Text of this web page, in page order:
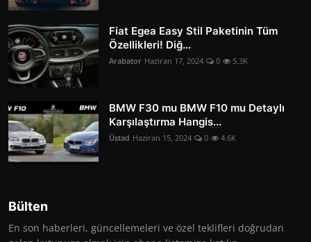
Fiat Egea Easy Stil Paketinin Tüm
Özellikleri! Diğ...
Arabator Haziran 17, 2024 0 5.3K
BMW F30 mu BMW F10 mu Detaylı
Karşılaştırma Hangis...
Üstad Haziran 15, 2024 0 4.6K
Bülten
En son haberleri, güncellemeleri ve özel teklifleri doğrudan